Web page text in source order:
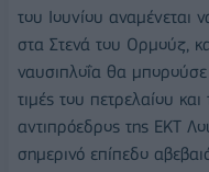
του Ιουνίου αναμένεται
στα Στενά του Ορμούζ,
ναυσιπλοΐα θα
τιμές του πετρελαίου
αντιπρόεδρος της ΕΚΤ
σημερινό επίπεδο